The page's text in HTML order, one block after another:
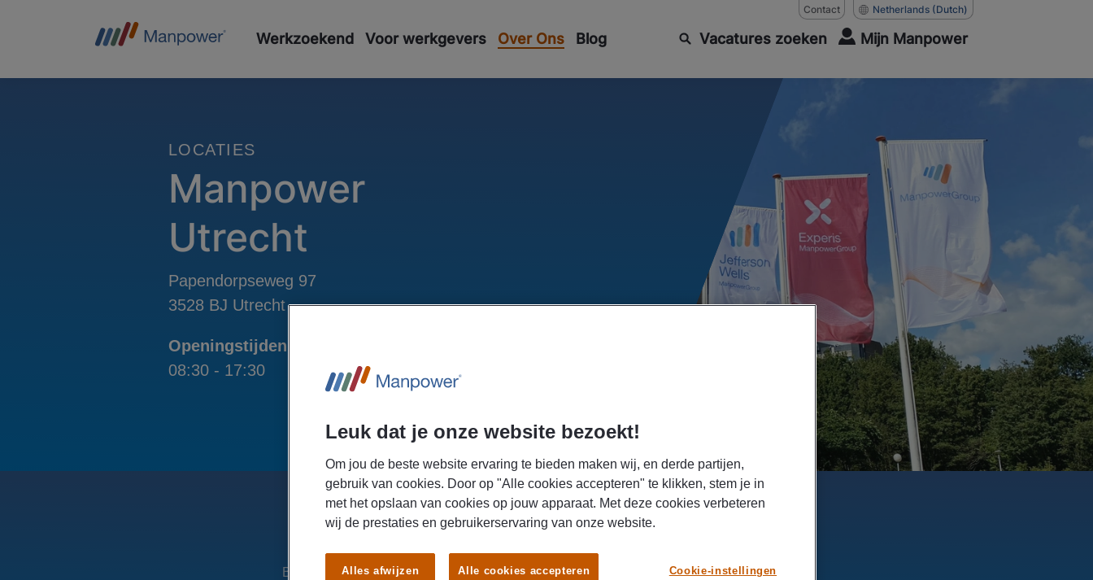
Contact Netherlands (Dutch)
Werkzoekend Voor werkgevers Over Ons Blog Vacatures zoeken Mijn Manpower
LOCATIES
Manpower
Utrecht
Papendorpseweg 97
Openingstijden
030-2319050
Vind je nieuwe baan in Utrecht
Ben je op zoek naar een baan in Utrecht? Bekijk ons aanbod en vind jouw nieuwe uitdaging
Leuk dat je onze website bezoekt!
Om jou de beste website ervaring te bieden maken wij, en derde partijen,
gebruik van cookies. Door op "Alle cookies accepteren" te klikken, stem je in
met het opslaan van cookies op jouw apparaat. Met deze cookies verbeteren
wij de prestaties en gebruikerservaring van onze website.
Cookie-instellingen
Alles afwijzen Alle cookies accepteren